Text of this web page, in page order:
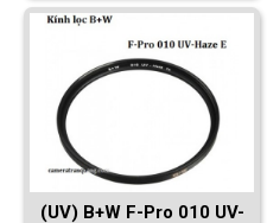
(UV) B+W F-Pro 010 UV-